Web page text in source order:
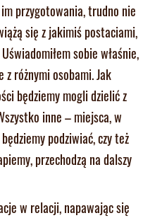
przygotowania, trudno nie
się z jakimiś postaciami,
sobie właśnie,
z różnymi osobami. Jak
będziemy mogli dzielić z
inne – miejsca, w
podziwiać, czy też
przechodzą na dalszy
w relacji, napawając się